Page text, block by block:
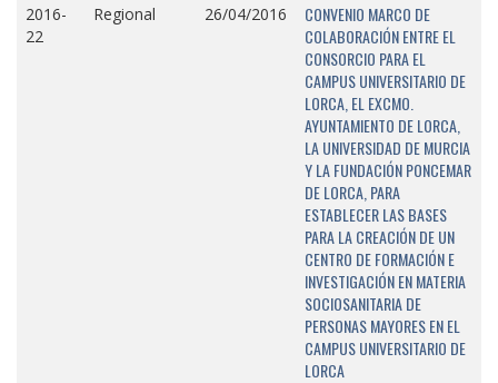
2016-
22
Regional 26/04/2016
CONVENIO MARCO DE
COLABORACIÓN ENTRE EL
CONSORCIO PARA EL
CAMPUS UNIVERSITARIO DE
LORCA, EL EXCMO.
AYUNTAMIENTO DE LORCA,
LA UNIVERSIDAD DE MURCIA
Y LA FUNDACIÓN PONCEMAR
DE LORCA, PARA
ESTABLECER LAS BASES
PARA LA CREACIÓN DE UN
CENTRO DE FORMACIÓN E
INVESTIGACIÓN EN MATERIA
SOCIOSANITARIA DE
PERSONAS MAYORES EN EL
CAMPUS UNIVERSITARIO DE
LORCA